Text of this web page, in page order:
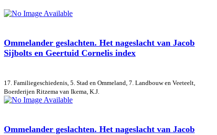
Ommelander geslachten. Het nageslacht van Jacob
Sijbolts en Geertuid Cornelis index
17. Familiegeschiedenis, 5. Stad en Ommeland, 7. Landbouw en Veeteelt,
Boerderijen Ritzema van Ikema, K.J.
Ommelander geslachten. Het nageslacht van Jacob